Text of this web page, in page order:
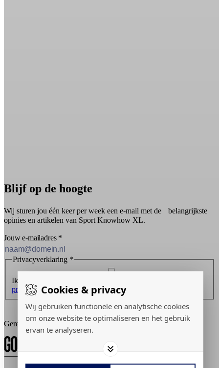
Cookies & privacy
Wij gebruiken functionele en analytische cookies
om onze website te optimaliseren en het gebruik
ervan te analyseren.
Blijf op de hoogte
Wij sturen jou één keer per week een e-mail met de belangrijkste
opinies en artikelen van Sport Knowhow XL.
Jouw e-mailadres *
Privacyverklaring *
Ik ontvang graag de nieuwsbrief en ga akkoord met de
privacyverklaring.
Inschrijven
Gerealiseerd door: